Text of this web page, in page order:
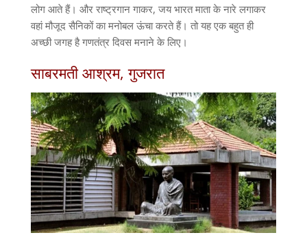
लोग आते हैं। और राष्ट्रगान गाकर, जय भारत माता के नारे लगाकर
वहां मौजूद सैनिकों का मनोबल ऊंचा करते हैं। तो यह एक बहुत ही
अच्छी जगह है गणतंत्र दिवस मनाने के लिए।
साबरमती आश्रम, गुजरात